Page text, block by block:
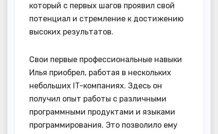
который с первых шагов проявил свой
потенциал и стремление к достижению
высоких результатов.
Свои первые профессиональные навыки
Илья приобрел, работая в нескольких
небольших IT-компаниях. Здесь он
получил опыт работы с различными
программными продуктами и языками
программирования. Это позволило ему